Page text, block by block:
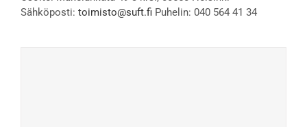
Sähköposti: toimisto@suft.fi Puhelin: 040 564 41 34